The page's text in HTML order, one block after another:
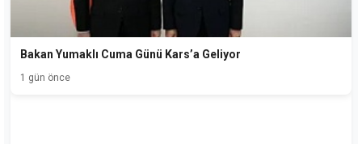
Bakan Yumaklı Cuma Günü Kars’a Geliyor
1 gün önce